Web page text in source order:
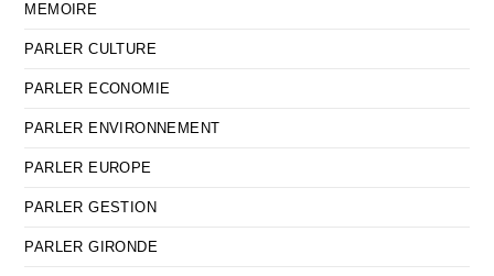
MEMOIRE
PARLER CULTURE
PARLER ECONOMIE
PARLER ENVIRONNEMENT
PARLER EUROPE
PARLER GESTION
PARLER GIRONDE